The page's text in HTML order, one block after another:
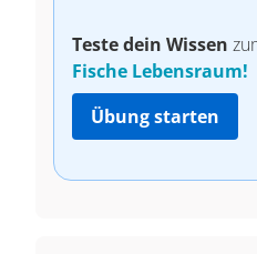
Teste dein Wissen
Fische Lebensraum!
Übung starten